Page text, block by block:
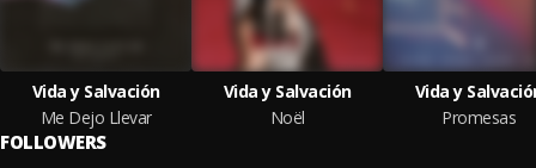
Vida y Salvación
Me Dejo Llevar
Vida y Salvación
Noël
Vida y
Promesas
FOLLOWERS